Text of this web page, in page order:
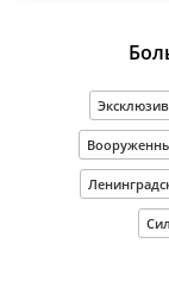
Эксклюзив